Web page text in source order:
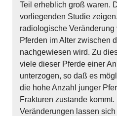
Teil erheblich groß waren.
vorliegenden Studie
radiologische
Pferden im Alter zwischen
nachgewiesen wird. Zu
viele dieser Pferde einer
unterzogen, so daß es
die hohe Anzahl junger
Frakturen zustande
Veränderungen lassen